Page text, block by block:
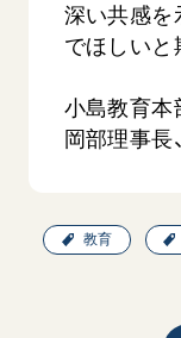
深い共感を
でほしいと
小島教育本
岡部理事長
教育